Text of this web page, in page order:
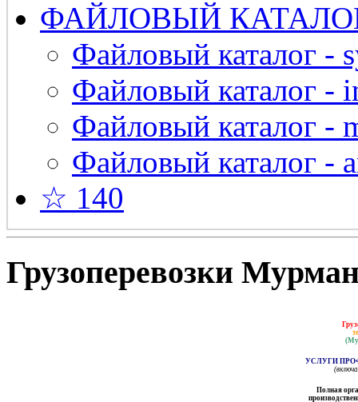
ФАЙЛОВЫЙ
Файловый каталог -
Файловый каталог -
Файловый каталог -
Файловый каталог -
☆ 140
Грузоперевозки
УСЛУГИ
Полная